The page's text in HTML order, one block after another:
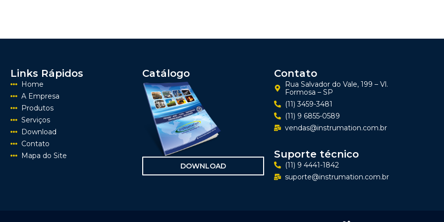
Links Rápidos
Home
A Empresa
Produtos
Serviços
Download
Contato
Mapa do Site
Catálogo
DOWNLOAD
Contato
Rua Salvador do Vale, 199 – Vl.
Formosa – SP
(11) 3459-3481
(11) 9 6855-0589
vendas@instrumation.com.br
Suporte técnico
(11) 9 4441-1842
suporte@instrumation.com.br